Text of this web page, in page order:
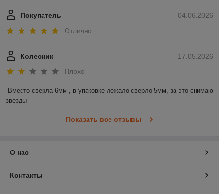
04.06.2026
Покупатель
Отлично
17.05.2026
Колесник
Плохо
Вместо сверла 6мм , в упаковке лежало сверло 5мм, за это снимаю
звезды
Показать все отзывы
О нас
Контакты